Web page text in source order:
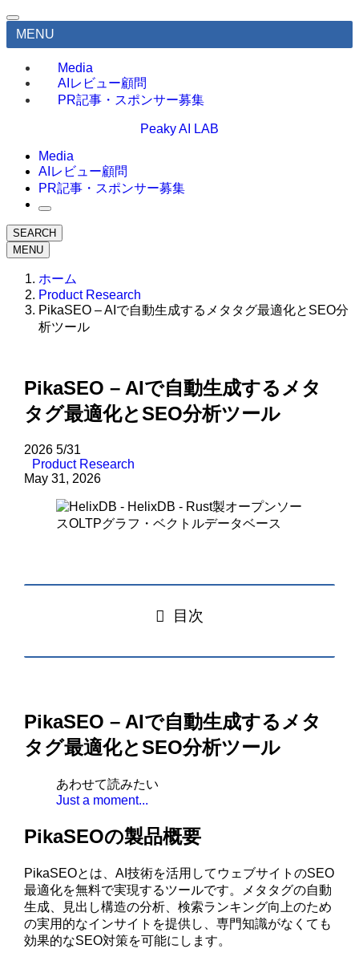
MENU
Media
AIレビュー顧問
PR記事・スポンサー募集
Peaky AI LAB
Media
AIレビュー顧問
PR記事・スポンサー募集
SEARCH
MENU
ホーム
Product Research
PikaSEO – AIで自動生成するメタタグ最適化とSEO分
析ツール
PikaSEO – AIで自動生成するメタ
タグ最適化とSEO分析ツール
2026 5/31
Product Research
May 31, 2026
目次
PikaSEO – AIで自動生成するメタ
タグ最適化とSEO分析ツール
あわせて読みたい
Just a moment...
PikaSEOの製品概要
PikaSEOとは、AI技術を活用してウェブサイトのSEO
最適化を無料で実現するツールです。メタタグの自動
生成、見出し構造の分析、検索ランキング向上のため
の実用的なインサイトを提供し、専門知識がなくても
効果的なSEO対策を可能にします。